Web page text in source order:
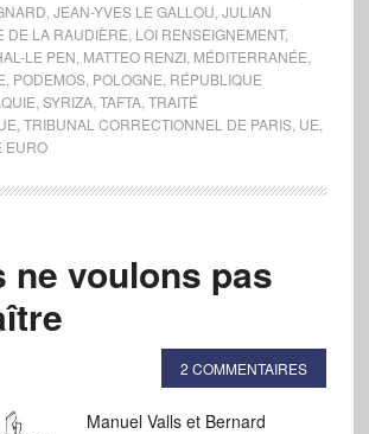
JEAN-YVES LE GALLOU JULIAN
DE LA RAUDIÈRE LOI RENSEIGNEMENT,
LE PEN MATTEO RENZI, MÉDITERRANÉE
PODEMOS, POLOGNE RÉPUBLIQUE
SYRIZA, TAFTA, TRAITÉ
TRIBUNAL CORRECTIONNEL DE PARIS, UE
EURO
ne voulons pas
2 COMMENTAIRES
Manuel Valls et Bernard